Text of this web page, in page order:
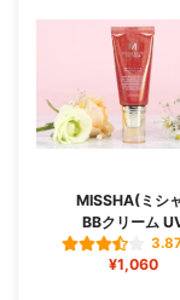
MISSHA(ミシ
BBクリーム
¥1,060